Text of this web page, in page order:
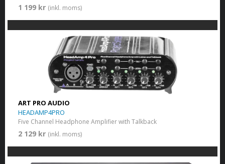
1 199 kr (inkl. moms)
ART PRO AUDIO
HEADAMP4PRO
Five Channel Headphone Amplifier with Talkback
2 129 kr (inkl. moms)